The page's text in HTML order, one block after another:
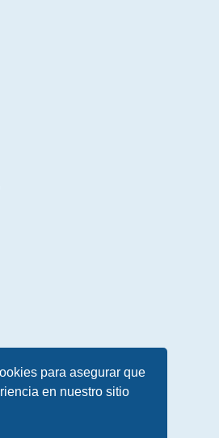
para asegurar que
en nuestro sitio